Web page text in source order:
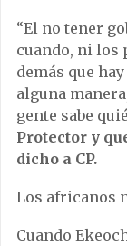
“El no tener
cuando, ni los
demás que
alguna
gente sabe
Protector y
dicho a CP.
Los africanos
Cuando